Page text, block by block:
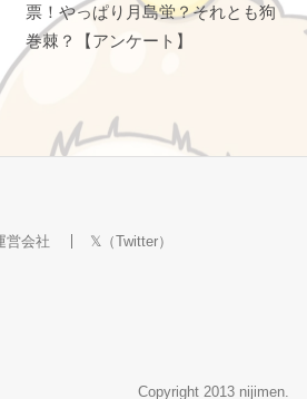
票！やっぱり月島蛍？それとも狗
巻棘？【アンケート】
営会社 𝕏（Twitter）
Copyright 2013 nijimen.